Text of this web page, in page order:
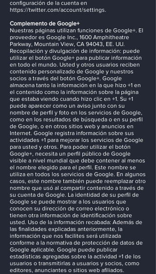
configuración de la cuenta en
https://twitter.com/account/settings.
Complemento de Google+
Nuestras páginas utilizan funciones de Google+. El
proveedor es Google Inc., 1600 Amphitheatre
Parkway, Mountain View, CA 94043, EE. UU.
Recopilación y divulgación de información: puede
utilizar el botón Google+ para publicar información
en todo el mundo. Usted y otros usuarios reciben
contenido personalizado de Google y nuestros
socios a través del botón Google+. Google
almacena tanto la información en la que hizo +1 en
el contenido como la información sobre la página
que estaba viendo cuando hizo clic en +1. Su +1
puede aparecer como un aviso junto con su
nombre de perfil y foto en los servicios de Google,
como en los resultados de búsqueda o en su perfil
de Google, o en otros sitios web y anuncios en
Internet. Google registra información sobre sus
actividades +1 para mejorar los servicios de Google
para usted y otros. Para poder utilizar el botón
Google+, necesita un perfil público de Google
visible a nivel mundial que debe contener al menos
el nombre elegido para el perfil. Este nombre se
utiliza en todos los servicios de Google. En algunos
casos, este nombre también puede reemplazar otro
nombre que usó al compartir contenido a través de
su cuenta de Google. La identidad de su perfil de
Google se puede mostrar a los usuarios que
conocen su dirección de correo electrónico o
tienen otra información de identificación sobre
usted. Uso de la información recabada: Además de
las finalidades explicadas anteriormente, la
información que nos facilites será utilizada
conforme a la normativa de protección de datos de
Google aplicable. Google puede publicar
estadísticas agregadas sobre la actividad +1 de los
usuarios o transmitirlas a usuarios y socios, como
editores, anunciantes o sitios web afiliados.